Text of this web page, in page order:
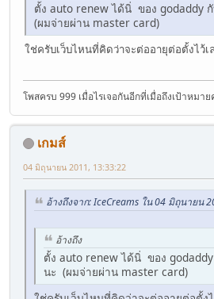
ตั้ง auto renew ได้นิ่ ของ godaddy
(ผมจ่ายผ่าน master card)
ใช่ครับเว็บไหนที่คิดว่าจะต่ออายุต่อตั้งไว้
โพสครบ 999 เมื่อไรเจอกันอีกที่เมื่อถึงเป้าหมาย
เกมส์
04 มิถุนายน 2011, 13:33:22
อ้างถึงจาก: IceCreams ใน 04 มิถุนายน
อ้างถึง
ตั้ง auto renew ได้นิ่ ของ
นะ (ผมจ่ายผ่าน master card)